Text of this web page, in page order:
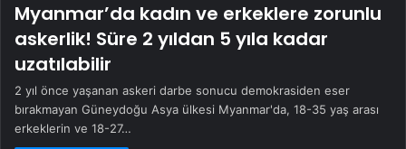
Myanmar’da kadın ve erkeklere zorunlu
askerlik! Süre 2 yıldan 5 yıla kadar
uzatılabilir
2 yıl önce yaşanan askeri darbe sonucu demokrasiden eser
bırakmayan Güneydoğu Asya ülkesi Myanmar'da, 18-35 yaş arası
erkeklerin ve 18-27…